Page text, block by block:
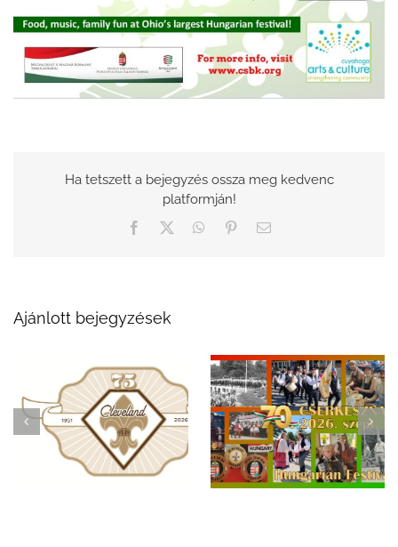
Ha tetszett a bejegyzés ossza meg kedvenc
platformján!
Facebook WhatsApp
PinterestEmail:
Ajánlott bejegyzések
Ünnepeljük a 75 éves
magyar cserkészetet
Clevelandban a 70.
Magyar Fesztiválon!
✨ Egy emlékezetes
este: a 69. Clevelandi
Cserkészbál ✨